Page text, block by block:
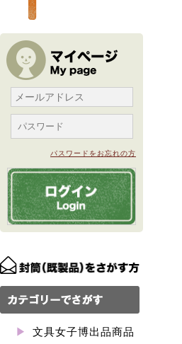
パスワードをお忘れの方
文具女子博出品商品